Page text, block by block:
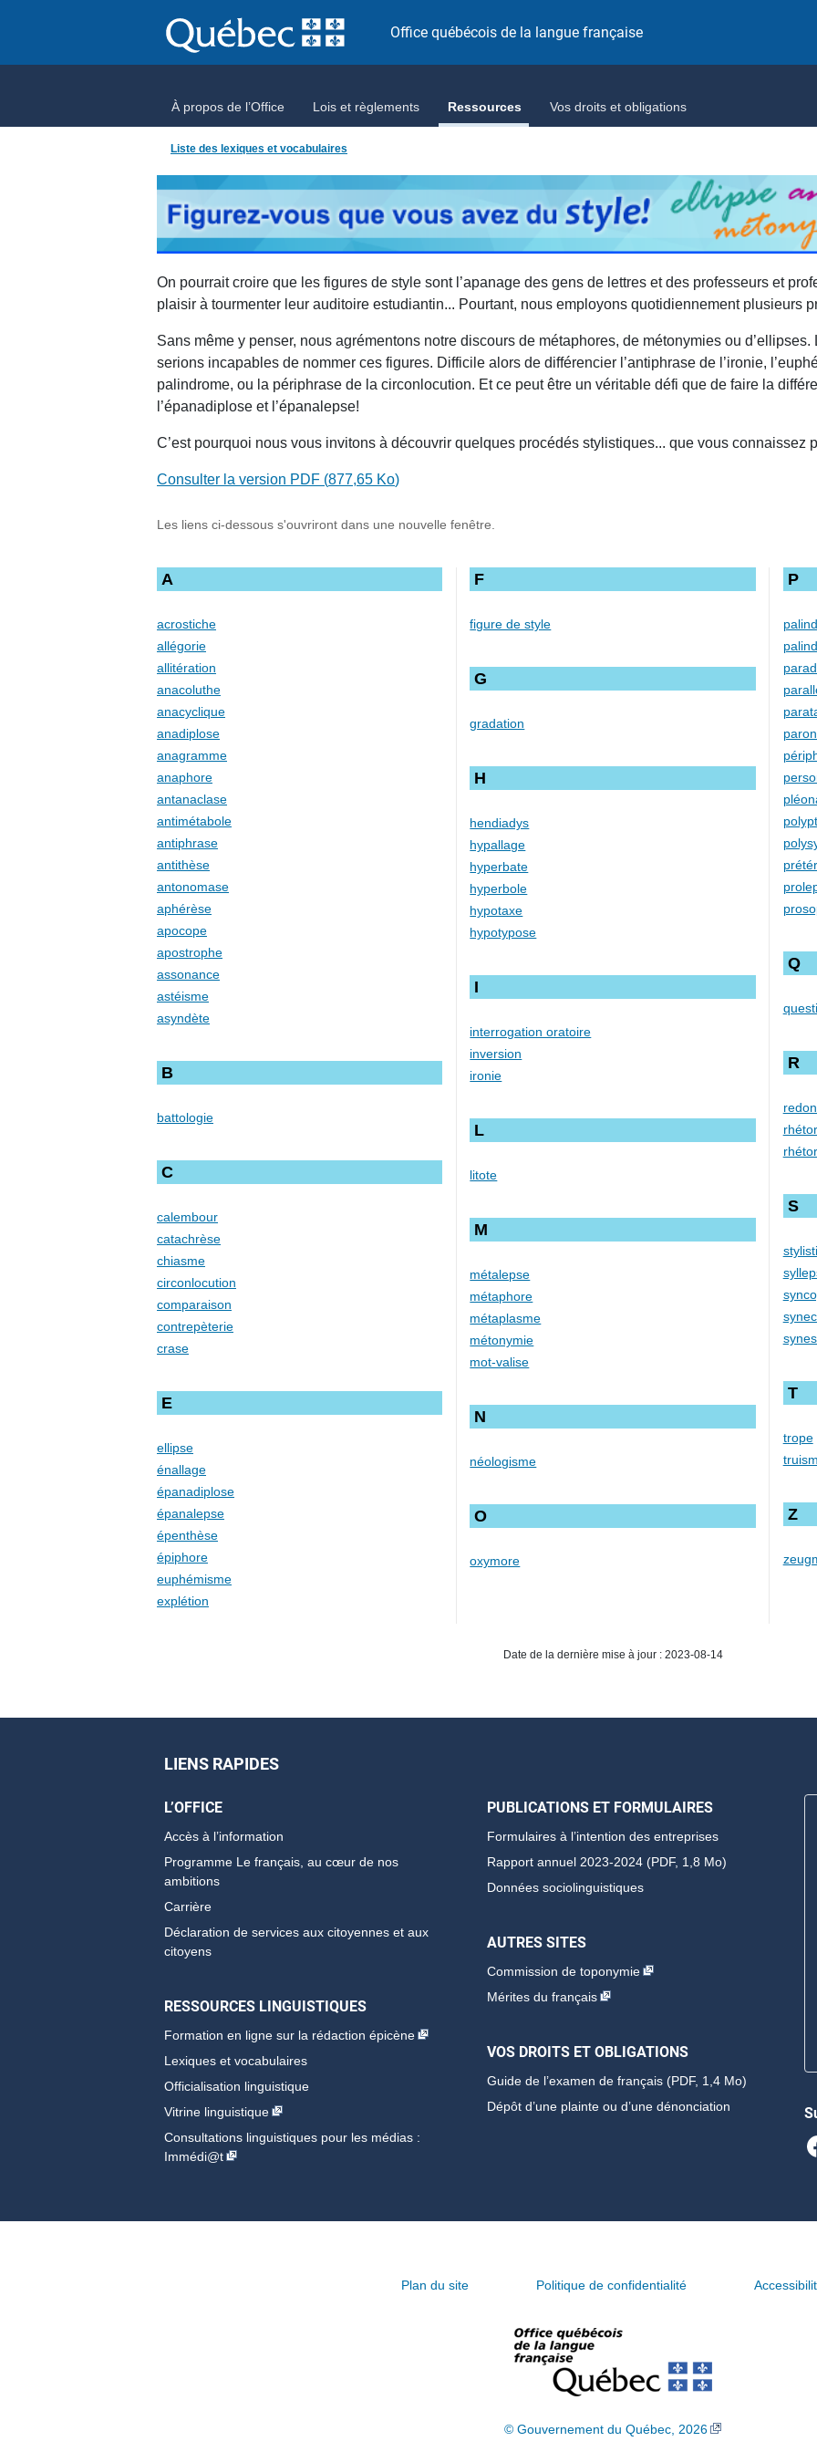
Office québécois de la langue française
À propos de l’Office Lois et règlements Ressources Vos droits et obligations
Liste des lexiques et vocabulaires
On pourrait croire que les figures de style sont l’apanage des gens de lettres et des professeurs et
plaisir à tourmenter leur auditoire estudiantin... Pourtant, nous employons quotidiennement plusieurs
Sans même y penser, nous agrémentons notre discours de métaphores, de métonymies ou
serions incapables de nommer ces figures. Difficile alors de différencier l’antiphrase de l’ironie,
palindrome, ou la périphrase de la circonlocution. Et ce peut être un véritable défi que de faire la
l’épanadiplose et l’épanalepse!
C’est pourquoi nous vous invitons à découvrir quelques procédés stylistiques... que vous connaissez
Consulter la version PDF (877,65 Ko)
Les liens ci-dessous s'ouvriront dans une nouvelle fenêtre.
A
acrostiche
allégorie
allitération
anacoluthe
anacyclique
anadiplose
anagramme
anaphore
antanaclase
antimétabole
antiphrase
antithèse
antonomase
aphérèse
apocope
apostrophe
assonance
astéisme
asyndète
B
battologie
C
calembour
catachrèse
chiasme
circonlocution
comparaison
contrepèterie
crase
E
ellipse
énallage
épanadiplose
épanalepse
épenthèse
épiphore
euphémisme
explétion
F
figure de style
G
gradation
H
hendiadys
hypallage
hyperbate
hyperbole
hypotaxe
hypotypose
I
interrogation oratoire
inversion
ironie
L
litote
M
métalepse
métaphore
métaplasme
métonymie
mot-valise
N
néologisme
O
oxymore
P
Q
R
S
T
trope
Z
Date de la dernière mise à jour : 2023-08-14
LIENS RAPIDES
L’OFFICE
Accès à l’information
Programme Le français, au cœur de nos
ambitions
Carrière
Déclaration de services aux citoyennes et aux
citoyens
RESSOURCES LINGUISTIQUES
Formation en ligne sur la rédaction épicène
Lexiques et vocabulaires
Officialisation linguistique
Vitrine linguistique
Consultations linguistiques pour les médias :
Immédi@t
PUBLICATIONS ET FORMULAIRES
Formulaires à l’intention des entreprises
Rapport annuel 2023-2024 (PDF, 1,8 Mo)
Données sociolinguistiques
AUTRES SITES
Commission de toponymie
Mérites du français
VOS DROITS ET OBLIGATIONS
Guide de l’examen de français(PDF, 1,4 Mo)
Dépôt d’une plainte ou d’une dénonciation
Plan du site Politique de confidentialité
© Gouvernement du Québec, 2026